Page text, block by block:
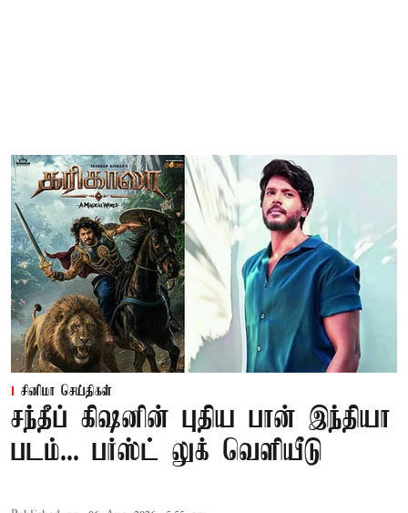
சினிமா செய்திகள்
சந்தீப் கிஷனின் புதிய பான் இந்தியா
படம்... பர்ஸ்ட் லுக் வெளியீடு